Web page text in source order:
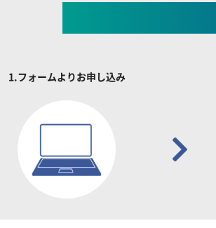
1.フォームよりお申し込み